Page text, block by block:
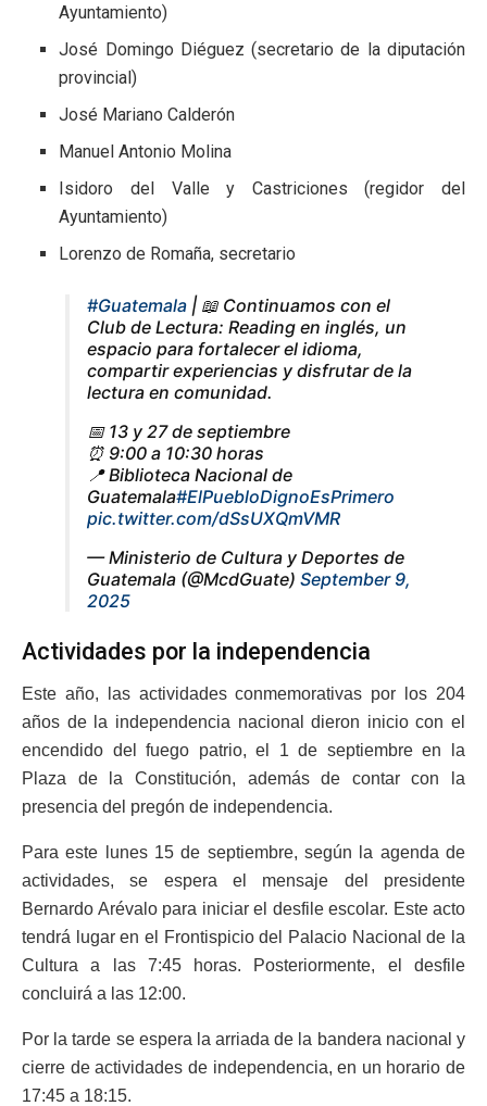
Ayuntamiento)
José Domingo Diéguez (secretario de la diputación
provincial)
José Mariano Calderón
Manuel Antonio Molina
Isidoro del Valle y Castriciones (regidor del
Ayuntamiento)
Lorenzo de Romaña, secretario
#Guatemala | 📖 Continuamos con el
Club de Lectura: Reading en inglés, un
espacio para fortalecer el idioma,
compartir experiencias y disfrutar de la
lectura en comunidad.
📅 13 y 27 de septiembre
⏰ 9:00 a 10:30 horas
📍 Biblioteca Nacional de
Guatemala#ElPuebloDignoEsPrimero
pic.twitter.com/dSsUXQmVMR
— Ministerio de Cultura y Deportes de
Guatemala (@McdGuate) September 9,
2025
Actividades por la independencia
Este año, las actividades conmemorativas por los 204
años de la independencia nacional dieron inicio con el
encendido del fuego patrio, el 1 de septiembre en la
Plaza de la Constitución, además de contar con la
presencia del pregón de independencia.
Para este lunes 15 de septiembre, según la agenda de
actividades, se espera el mensaje del presidente
Bernardo Arévalo para iniciar el desfile escolar. Este acto
tendrá lugar en el Frontispicio del Palacio Nacional de la
Cultura a las 7:45 horas. Posteriormente, el desfile
concluirá a las 12:00.
Por la tarde se espera la arriada de la bandera nacional y
cierre de actividades de independencia, en un horario de
17:45 a 18:15.